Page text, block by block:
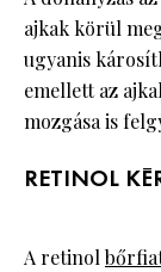
ajkak körül
ugyanis
emellett az
mozgása is
RETINOL
A retinol